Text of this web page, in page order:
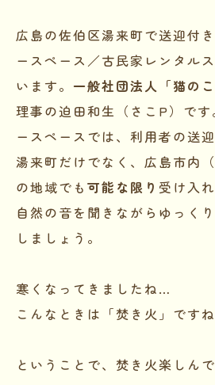
広島の佐伯区湯来町で送迎付
ースペース／古民家レンタル
います。 一般社団法人「猫のこ
理事の迫田和生（さこP）です
ースペースでは、利用者の送
湯来町だけでなく、広島市内
の地域でも 可能な限り 受け入
自然の音を聞きながらゆっく
しましょう。
寒くなってきましたね…
こんなときは「焚き火」ですね
ということで、焚き火楽しんで